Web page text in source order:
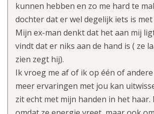
kunnen hebben en zo me hard te
dochter dat er wel degelijk iets is
Mijn ex-man denkt dat het aan mij
vindt dat er niks aan de hand is ( ze
zien zegt hij).
Ik vroeg me af of ik op één of
meer ervaringen met jou kan
zit echt met mijn handen in het haar.